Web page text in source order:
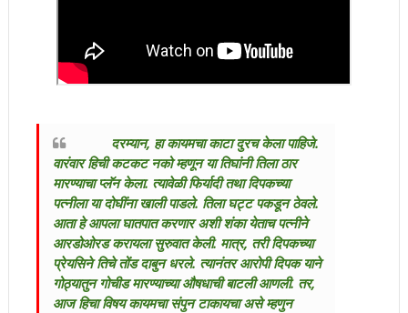
दरम्यान, हा कायमचा काटा दुरच केला पाहिजे.
वारंवार हिची कटकट नको म्हणून या तिघांनी तिला ठार
मारण्याचा प्लॅन केला. त्यावेळी फिर्यादी तथा दिपकच्या
पत्नीला या दोघींना खाली पाडले. तिला घट्ट पकडून ठेवले.
आता हे आपला घातपात करणार अशी शंका येताच पत्नीने
आरडोओरड करायला सुरुवात केली. मात्र, तरी दिपकच्या
प्रेयसिने तिचे तोंड दाबुन धरले. त्यानंतर आरोपी दिपक याने
गोठ्यातुन गोचीड मारण्याच्या औषधाची बाटली आणली. तर,
आज हिचा विषय कायमचा संपुन टाकायचा असे म्हणुन